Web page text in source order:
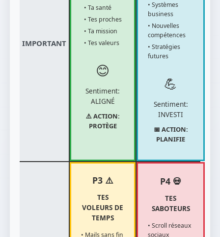
IMPORTANT
• Ta santé
• Tes proches
• Ta mission
• Tes valeurs
😊
Sentiment:
ALIGNÉ
⚠️ ACTION:
PROTÈGE
• Systèmes
business
• Nouvelles
compétences
• Stratégies
futures
💪
Sentiment:
INVESTI
📅 ACTION:
PLANIFIE
P3 ⚠️
TES
VOLEURS DE
TEMPS
• Mails sans fin
P4 💀
TES
SABOTEURS
• Scroll réseaux
sociaux